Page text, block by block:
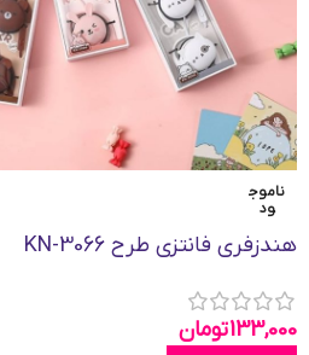
ناموج
ود
هندزفری فانتزی طرح KN-3066
133,000تومان